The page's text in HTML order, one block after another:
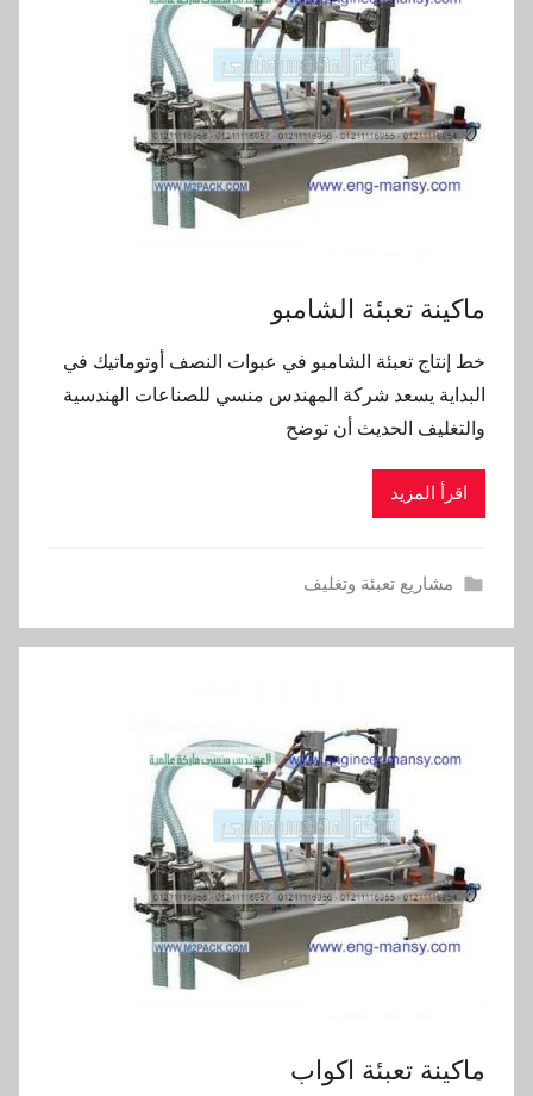
ماكينة تعبئة الشامبو
خط إنتاج تعبئة الشامبو في عبوات النصف أوتوماتيك في
البداية يسعد شركة المهندس منسي للصناعات الهندسية
والتغليف الحديث أن توضح
اقرأ المزيد
مشاريع تعبئة وتغليف
ماكينة تعبئة اكواب